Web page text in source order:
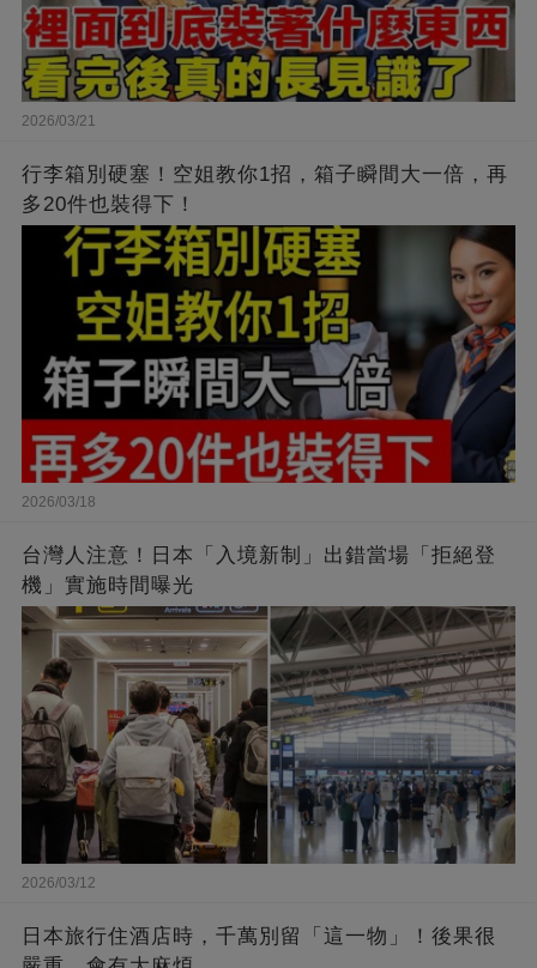
2026/03/21
行李箱別硬塞！空姐教你1招，箱子瞬間大一倍，再
多20件也裝得下！
2026/03/18
台灣人注意！日本「入境新制」出錯當場「拒絕登
機」實施時間曝光
2026/03/12
日本旅行住酒店時，千萬別留「這一物」！後果很